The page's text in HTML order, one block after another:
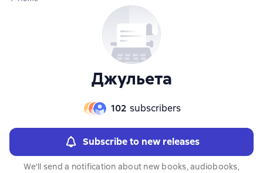
Джульета
102 subscribers
Subscribe to new releases
We'll send a notification about new books, audiobooks,